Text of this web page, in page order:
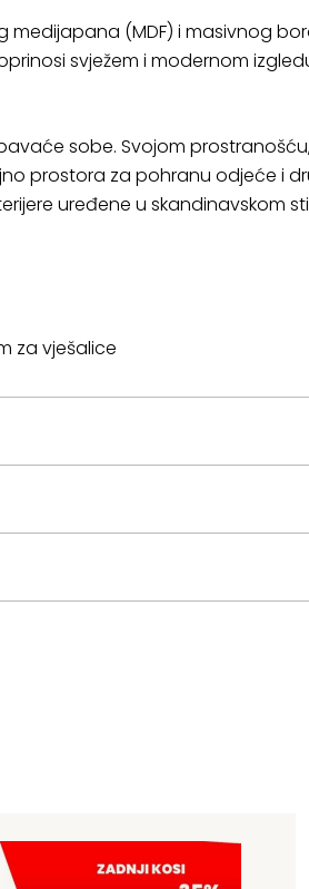
medijapana (MDF) i masivnog
svježem i modernom
sobe. Svojom
prostora za pohranu odjeće i
uređene u skandinavskom
za vješalice